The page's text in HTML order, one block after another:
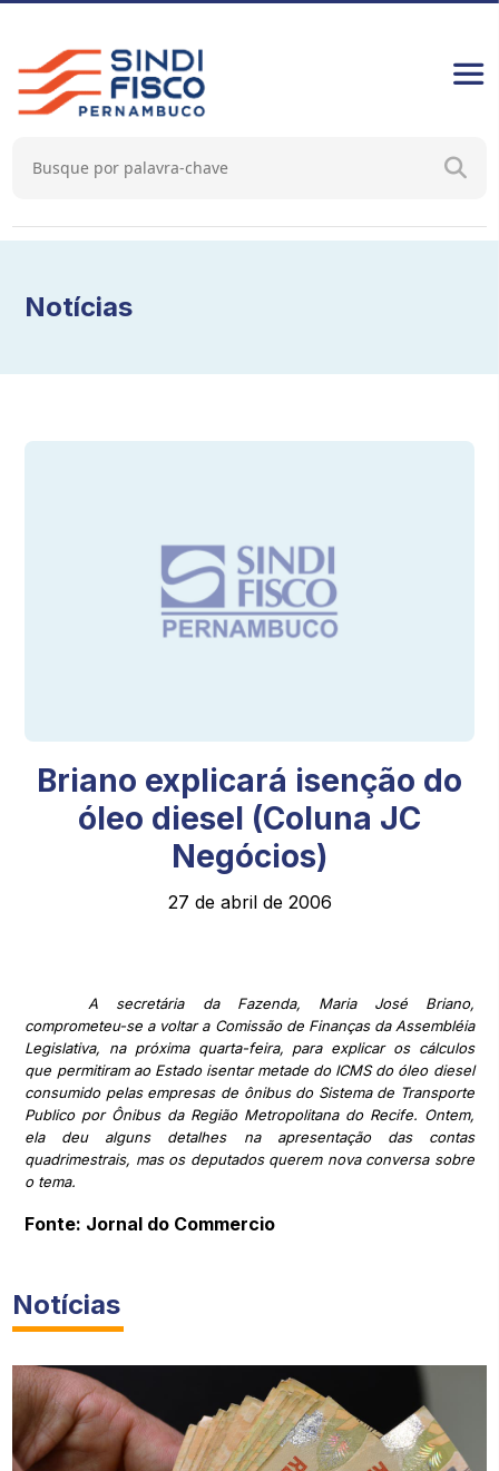
Notícias
Briano explicará isenção do
óleo diesel (Coluna JC
Negócios)
27 de abril de 2006
A secretária da Fazenda, Maria José Briano,
comprometeu-se a voltar a Comissão de Finanças da Assembléia
Legislativa, na próxima quarta-feira, para explicar os cálculos
que permitiram ao Estado isentar metade do ICMS do óleo diesel
consumido pelas empresas de ônibus do Sistema de Transporte
Publico por Ônibus da Região Metropolitana do Recife. Ontem,
ela deu alguns detalhes na apresentação das contas
quadrimestrais, mas os deputados querem nova conversa sobre
o tema.
Fonte: Jornal do Commercio
Notícias